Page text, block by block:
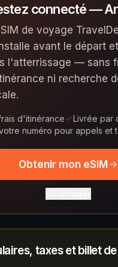
connecté —
de voyage
avant le départ
l'atterrissage — sans
ni recherche
d'itinérance
Livrée par
numéro pour appels et
Obtenir mon eSIM
taxes et billet